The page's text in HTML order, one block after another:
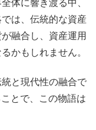
体に響き渡る中、
は、伝統的な資産
融合し、資産運用
かもしれません。
と現代性の融合で
とで、この物語は